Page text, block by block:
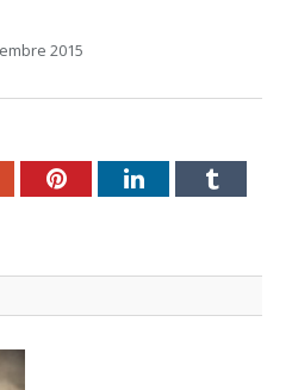
2015
PinterestLinkedInTumblr